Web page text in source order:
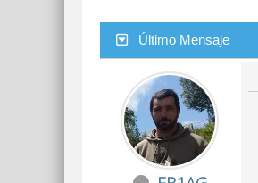
Último Mensaje